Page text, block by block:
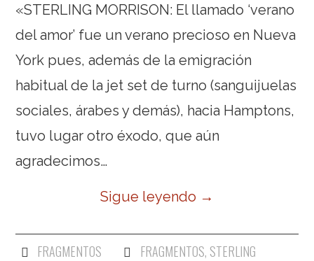
«STERLING MORRISON: El llamado ‘verano
del amor’ fue un verano precioso en Nueva
York pues, además de la emigración
habitual de la jet set de turno (sanguijuelas
sociales, árabes y demás), hacia Hamptons,
tuvo lugar otro éxodo, que aún
agradecimos…
Sigue leyendo →
FRAGMENTOS FRAGMENTOS, STERLING